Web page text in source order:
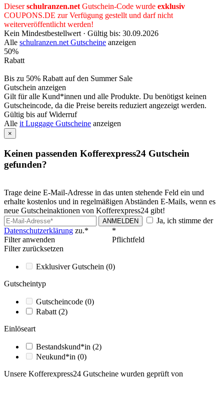
Dieserschulranzen.net Gutschein-Code wurde exklusiv
COUPONS.DE zur Verfügung gestellt und darf nicht
weiterveröffentlicht werden!
Kein Mindestbestellwert · Gültig bis: 30.09.2026
Alle schulranzen.net Gutscheine anzeigen
50%
Rabatt
Bis zu 50% Rabatt auf den Summer Sale
Gutschein anzeigen
Gilt für alle Kund*innen und alle Produkte. Du benötigst keinen
Gutscheincode, da die Preise bereits reduziert angezeigt werden.
Gültig bis auf Widerruf
Alle it Luggage Gutscheine anzeigen
×
Keinen passenden Kofferexpress24 Gutschein
gefunden?
Trage deine E-Mail-Adresse in das unten stehende Feld ein und
erhalte kostenlos und in regelmäßigen Abständen E-Mails, wenn es
neue Gutscheinaktionen von Kofferexpress24 gibt!
ANMELDEN
Ja, ich stimme der
Datenschutzerklärung zu.*
*
Pflichtfeld
Filter anwenden
Filter zurücksetzen
Exklusiver Gutschein (0)
Gutscheintyp
Gutscheincode (0)
Rabatt(2)
Einlöseart
Bestandskund*in (2)
Neukund*in (0)
Unsere Kofferexpress24 Gutscheine wurden geprüft von